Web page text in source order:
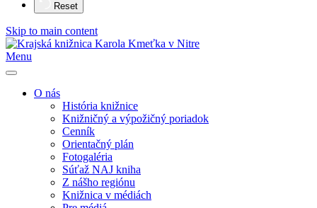
Reset
Skip to main content
Menu
O nás
História knižnice
Knižničný a výpožičný poriadok
Cenník
Orientačný plán
Fotogaléria
Súťaž NAJ kniha
Z nášho regiónu
Knižnica v médiách